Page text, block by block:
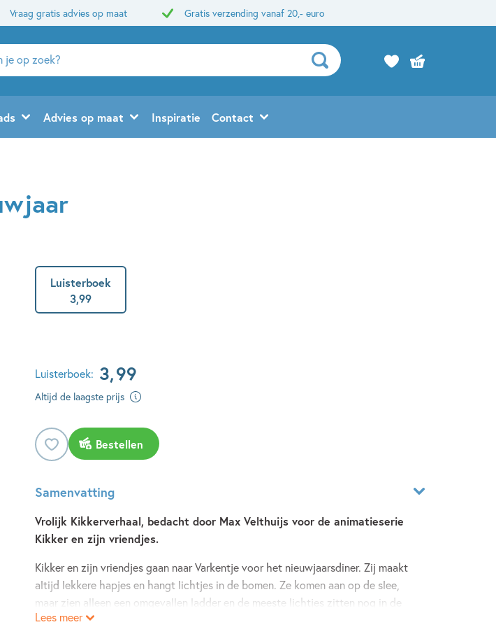
Vraag gratis advies op maat Gratis verzending vanaf 20,- euro
Advies op maat Inspiratie Contact
Luisterboek
3,99
Luisterboek: 3,99
Altijd de laagste prijs
Bestellen
Samenvatting
Vrolijk Kikkerverhaal, bedacht door Max Velthuijs voor de animatieserie
Kikker en zijn vriendjes.
Kikker en zijn vriendjes gaan naar Varkentje voor het nieuwjaarsdiner. Zij maakt
altijd lekkere hapjes en hangt lichtjes in de bomen. Ze komen aan op de slee,
maar zien alleen een omgevallen ladder en de meeste lichtjes zitten nog in de
mand. Waar is Varkentje?
Lees meer